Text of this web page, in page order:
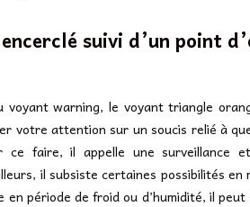
suivi d’un point
voyant warning, le voyant triangle
votre attention sur un soucis relié à
ce faire, il appelle une surveillance
il subsiste certaines possibilités en
en période de froid ou d’humidité, il peut